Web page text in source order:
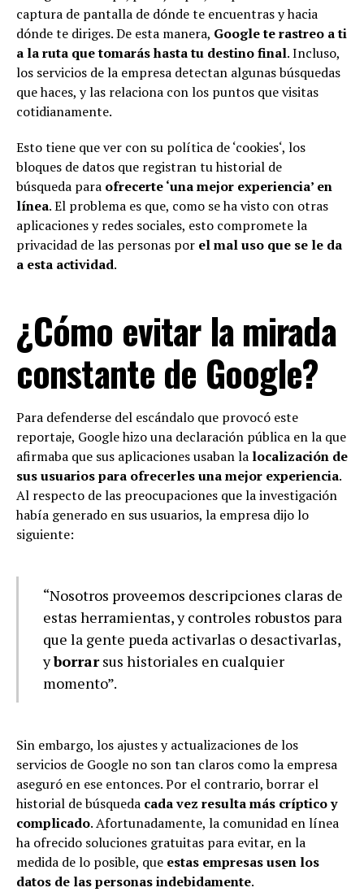
captura de pantalla de dónde te encuentras y hacia
dónde te diriges. De esta manera, Google te rastreo a ti
a la ruta que tomarás hasta tu destino final. Incluso,
los servicios de la empresa detectan algunas búsquedas
que haces, y las relaciona con los puntos que visitas
cotidianamente.
Esto tiene que ver con su política de ‘cookies‘, los
bloques de datos que registran tu historial de
búsqueda para ofrecerte ‘una mejor experiencia’ en
línea. El problema es que, como se ha visto con otras
aplicaciones y redes sociales, esto compromete la
privacidad de las personas por el mal uso que se le da
a esta actividad.
¿Cómo evitar la mirada
constante de Google?
Para defenderse del escándalo que provocó este
reportaje, Google hizo una declaración pública en la que
afirmaba que sus aplicaciones usaban la localización de
sus usuarios para ofrecerles una mejor experiencia.
Al respecto de las preocupaciones que la investigación
había generado en sus usuarios, la empresa dijo lo
siguiente:
“Nosotros proveemos descripciones claras de
estas herramientas, y controles robustos para
que la gente pueda activarlas o desactivarlas,
yborrarsus historiales en cualquier
momento”.
Sin embargo, los ajustes y actualizaciones de los
servicios de Google no son tan claros como la empresa
aseguró en ese entonces. Por el contrario, borrar el
historial de búsqueda cada vez resulta más críptico y
complicado. Afortunadamente, la comunidad en línea
ha ofrecido soluciones gratuitas para evitar, en la
medida de lo posible, que estas empresas usen los
datos de las personas indebidamente.